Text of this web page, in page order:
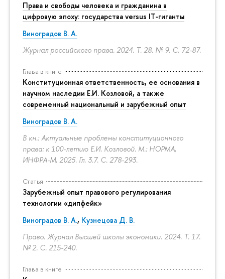
Права и свободы человека и гражданина в
цифровую эпоху: государства versus IT-гиганты
Виноградов В. А.
Журнал российского права. 2024. Т. 28. № 9. С. 72-87.
Глава в книге
Конституционная ответственность, ее основания в
научном наследии Е.И. Козловой, а также
современный национальный и зарубежный опыт
Виноградов В. А.
В кн.: Актуальные проблемы конституционного
права: к 100-летию Е.И. Козловой. М.: НОРМА,
ИНФРА-М, 2025. Гл. 3.7. С. 278-293.
Статья
Зарубежный опыт правового регулирования
технологии «дипфейк»
Виноградов В. А., Кузнецова Д. В.
Право. Журнал Высшей школы экономики. 2024. Т. 17.
№ 2. С. 215-240.
Глава в книге